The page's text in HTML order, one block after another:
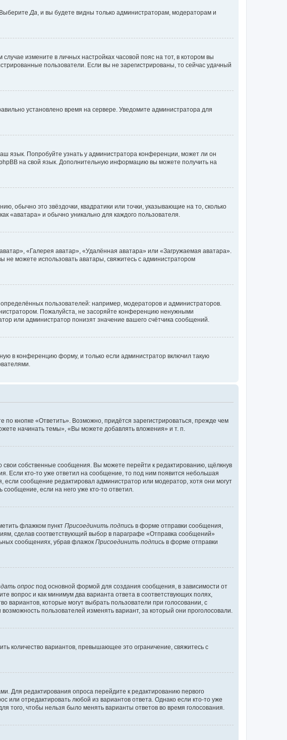
. Выберите Да , и вы будете видны только администраторам, модераторам и
измените в личных настройках часовой пояс на тот, в котором вы
пользователи. Если вы не зарегистрированы, то сейчас удачный
установлено время на сервере. Уведомите администратора для
язык. Попробуйте узнать у администратора конференции, может ли он
на свой язык. Дополнительную информацию вы можете получить на
обычно это звёздочки, квадратики или точки, указывающие на то, сколько
«аватара» и обычно уникально для каждого пользователя.
«Галерея аватар», «Удалённая аватара» или «Загружаемая аватара».
не можете использовать аватары, свяжитесь с администратором
пользователей: например, модераторов и администраторов.
Пожалуйста, не засоряйте конференцию ненужными
или администратор понизят значение вашего счётчика сообщений.
в конференцию форму, и только если администратор включил такую
кнопке «Ответить». Возможно, придётся зарегистрироваться, прежде чем
начинать темы», «Вы можете добавлять вложения» и т. п.
собственные сообщения. Вы можете перейти к редактированию, щёлкнув
Если кто-то уже ответил на сообщение, то под ним появится небольшая
если сообщение редактировал администратор или модератор, хотя они могут
если на него уже кто-то ответил.
флажком пункт Присоединить подпись в форме отправки сообщения,
сделав соответствующий выбор в параграфе «Отправка сообщений»
сообщениях, убрав флажок Присоединить подпись в форме отправки
опрос под основной формой для создания сообщения, в зависимости от
вопрос и как минимум два варианта ответа в соответствующих полях,
вариантов, которые могут выбрать пользователи при голосовании, с
пользователей изменять вариант, за который они проголосовали.
количество вариантов, превышающее это ограничение, свяжитесь с
Для редактирования опроса перейдите к редактированию первого
или отредактировать любой из вариантов ответа. Однако если кто-то уже
того, чтобы нельзя было менять варианты ответов во время голосования.